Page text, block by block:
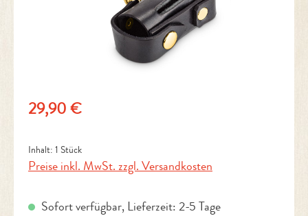
Regulärer Preis:
29,90 €
Inhalt: 1 Stück
Preise inkl. MwSt. zzgl. Versandkosten
Sofort verfügbar, Lieferzeit: 2-5 Tage